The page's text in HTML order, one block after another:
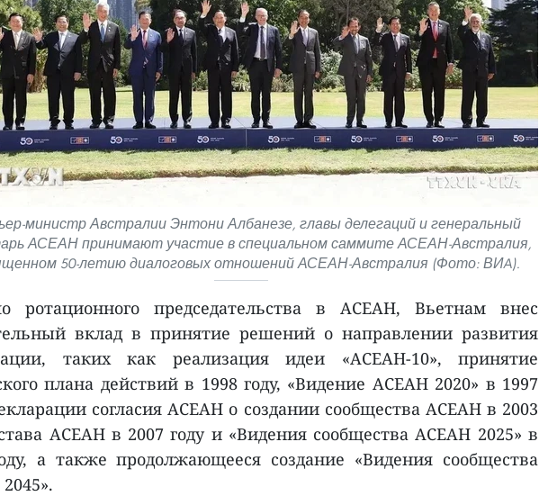
министр Австралии Энтони Албанезе, главы делегаций и генеральный
АСЕАН принимают участие в специальном саммите АСЕАН-Австралия,
50-летию диалоговых отношений АСЕАН-Австралия (Фото: ВИA).
ротационного председательства в АСЕАН, Вьетнам внес
вклад в принятие решений о направлении развития
таких как реализация идеи «АСЕАН-10», принятие
плана действий в 1998 году, «Видение АСЕАН 2020» в 1997
согласия АСЕАН о создании сообщества АСЕАН в 2003
АСЕАН в 2007 году и «Видения сообщества АСЕАН 2025» в
а также продолжающееся создание «Видения сообщества